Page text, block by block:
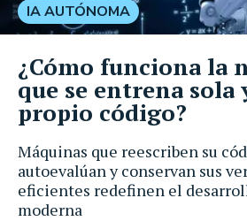
Máquinas que reescriben su
autoevalúan y conservan sus
eficientes redefinen el
moderna
IA AUTÓNOMA
¿Cómo funciona la
que se entrena sola
propio código?